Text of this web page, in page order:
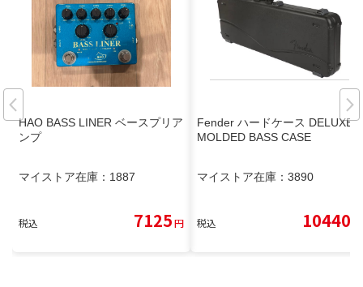
HAO BASS LINER ベースプリア
ンプ
マイストア在庫： 1887
税込 7125円
Fender ハードケース DELUXE
MOLDED BASS CASE
マイストア在庫： 3890
税込 10440